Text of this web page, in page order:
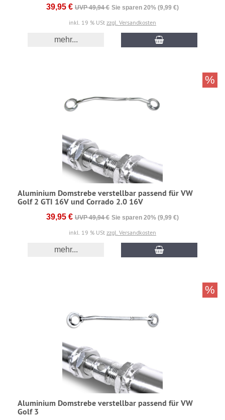
39,95 € UVP 49,94 € Sie sparen 20% (9,99 €)
inkl. 19 % USt zzgl. Versandkosten
mehr...
Aluminium Domstrebe verstellbar passend für VW
Golf 2 GTI 16V und Corrado 2.0 16V
39,95 € UVP 49,94 € Sie sparen 20% (9,99 €)
inkl. 19 % USt zzgl. Versandkosten
mehr...
%
Aluminium Domstrebe verstellbar passend für VW
Golf 3
%